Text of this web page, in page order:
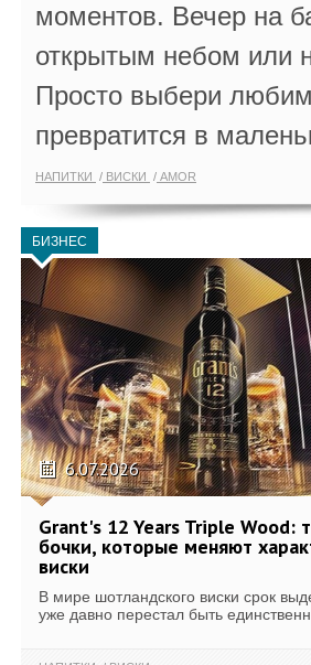
моментов. Вечер на
открытым небом или
Просто выбери
превратится в
НАПИТКИ ВИСКИ AMOR
БИЗНЕС
6.07.2026
Grant's 12 Years Triple Wood:
бочки, которые меняют
виски
В мире шотландского виски срок
уже давно перестал быть